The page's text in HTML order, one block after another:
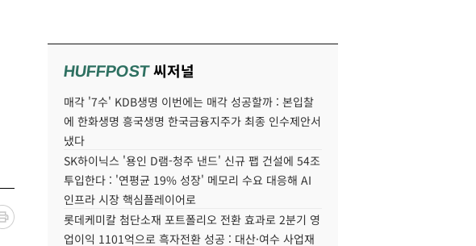
HUFFPOST씨저널
매각 '7수' KDB생명 이번에는 매각 성공할까 : 본입찰
에 한화생명 흥국생명 한국금융지주가 최종 인수제안서
냈다
SK하이닉스 '용인 D램-청주 낸드' 신규 팹 건설에 54조
투입한다 : '연평균 19% 성장' 메모리 수요 대응해 AI
인프라 시장 핵심플레이어로
롯데케미칼 첨단소재 포트폴리오 전환 효과로 2분기 영
업이익 1101억으로 흑자전환 성공 : 대산·여수 사업재